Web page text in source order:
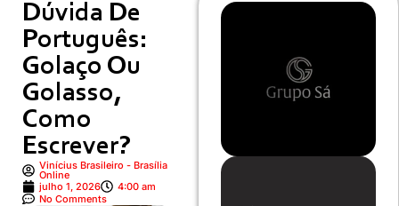
Dúvida De
Português:
Golaço Ou
Golasso,
Como
Escrever?
Vinícius Brasileiro - Brasília
Online
julho 1, 2026
4:00 am
No Comments